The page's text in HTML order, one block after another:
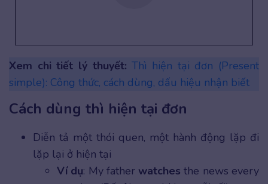
Xem chi tiết lý thuyết: Thì hiện tại đơn (Present
simple): Công thức, cách dùng, dấu hiệu nhận biết
Cách dùng thì hiện tại đơn
Diễn tả một thói quen, một hành động lặp đi
lặp lại ở hiện tại
Ví dụ: My father watches the news every